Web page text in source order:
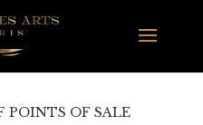
POINTS OF SALE